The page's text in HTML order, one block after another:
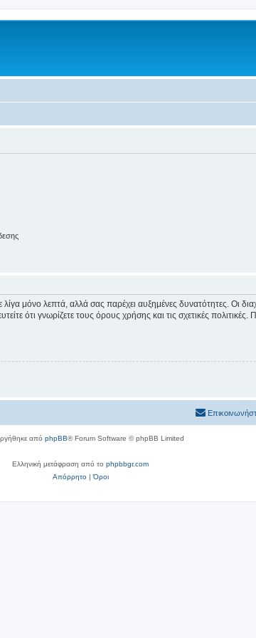
μόνο λεπτά, αλλά σας παρέχει αυξημένες δυνατότητες. Οι
ότι γνωρίζετε τους όρους χρήσης και τις σχετικές
από phpBB® Forum Software © phpBB Limited
Ελληνική μετάφραση από το phpbbgr.com
Απόρρητο|Όροι